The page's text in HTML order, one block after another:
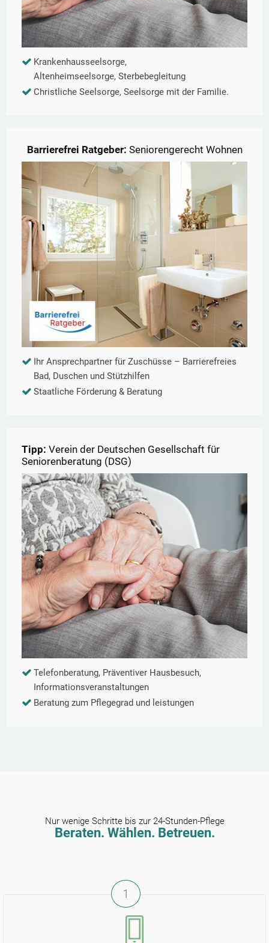
Krankenhausseelsorge,
Altenheimseelsorge, Sterbebegleitung
Christliche Seelsorge, Seelsorge mit der Familie.
Barrierefrei Ratgeber: Seniorengerecht Wohnen
Ihr Ansprechpartner für Zuschüsse – Barrierefreies
Bad, Duschen und Stützhilfen
Staatliche Förderung & Beratung
Tipp: Verein der Deutschen Gesellschaft für
Seniorenberatung (DSG)
Telefonberatung, Präventiver Hausbesuch,
Informationsveranstaltungen
Beratung zum Pflegegrad und leistungen
Nur wenige Schritte bis zur 24-Stunden-Pflege
Beraten. Wählen. Betreuen.
1